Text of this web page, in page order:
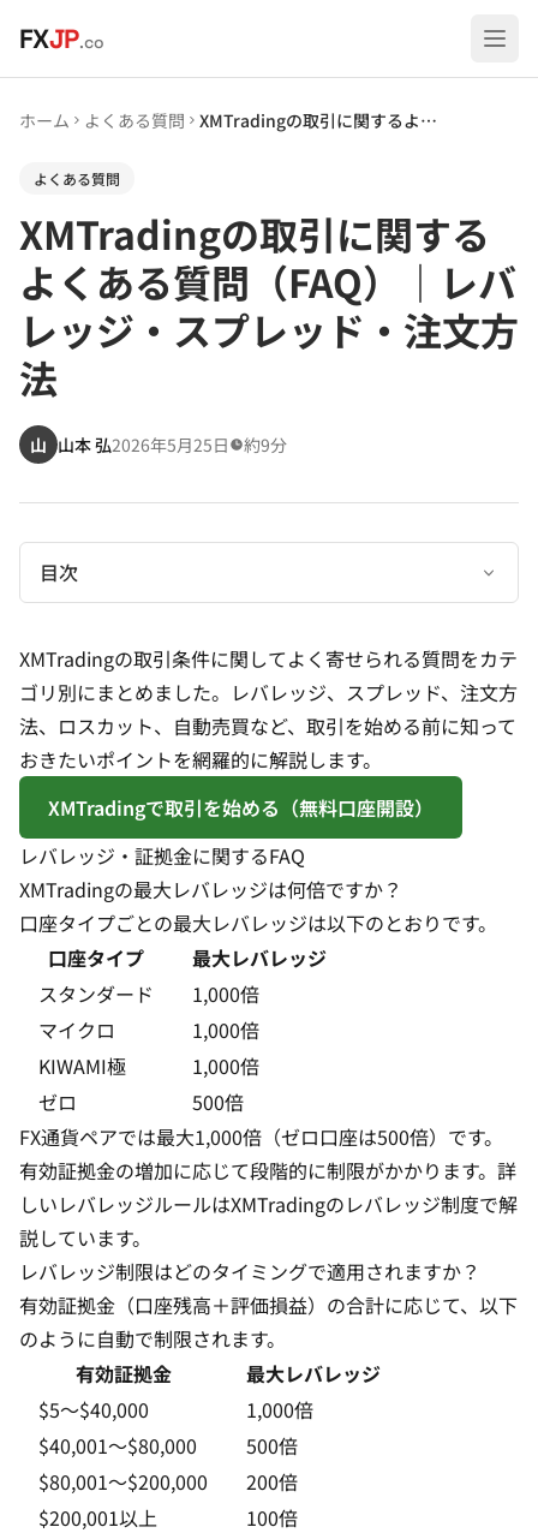
FXJP.co
ホーム よくある質問 XMTradingの取引に関するよくある質問（FAQ）｜レバレッジ・スプレッド・注文方法
よくある質問
XMTradingの取引に関する
よくある質問（FAQ）｜レバ
レッジ・スプレッド・注文方
法
山 山本 弘2026年5月25日 約9分
目次
XMTradingの取引条件に関してよく寄せられる質問をカテ
ゴリ別にまとめました。レバレッジ、スプレッド、注文方
法、ロスカット、自動売買など、取引を始める前に知って
おきたいポイントを網羅的に解説します。
XMTradingで取引を始める（無料口座開設）
レバレッジ・証拠金に関するFAQ
XMTradingの最大レバレッジは何倍ですか？
口座タイプごとの最大レバレッジは以下のとおりです。
口座タイプ
最大レバレッジ
スタンダード
1,000倍
マイクロ
1,000倍
KIWAMI極
1,000倍
ゼロ
500倍
FX通貨ペアでは最大1,000倍（ゼロ口座は500倍）です。
有効証拠金の増加に応じて段階的に制限がかかります。詳
しいレバレッジルールはXMTradingのレバレッジ制度で解
説しています。
レバレッジ制限はどのタイミングで適用されますか？
有効証拠金（口座残高＋評価損益）の合計に応じて、以下
のように自動で制限されます。
有効証拠金
最大レバレッジ
$5〜$40,000
1,000倍
$40,001〜$80,000
500倍
$80,001〜$200,000
200倍
$200,001以上
100倍